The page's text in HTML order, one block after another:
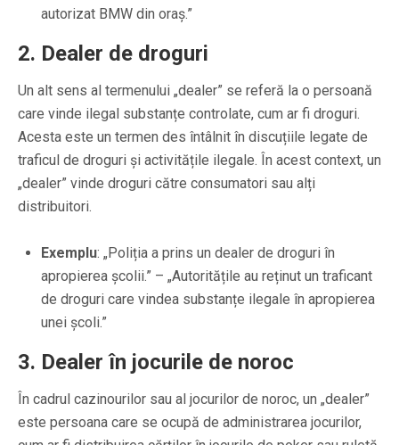
autorizat BMW din oraș.”
2. Dealer de droguri
Un alt sens al termenului „dealer” se referă la o persoană
care vinde ilegal substanțe controlate, cum ar fi droguri.
Acesta este un termen des întâlnit în discuțiile legate de
traficul de droguri și activitățile ilegale. În acest context, un
„dealer” vinde droguri către consumatori sau alți
distribuitori.
Exemplu: „Poliția a prins un dealer de droguri în
apropierea școlii.” – „Autoritățile au reținut un traficant
de droguri care vindea substanțe ilegale în apropierea
unei școli.”
3. Dealer în jocurile de noroc
În cadrul cazinourilor sau al jocurilor de noroc, un „dealer”
este persoana care se ocupă de administrarea jocurilor,